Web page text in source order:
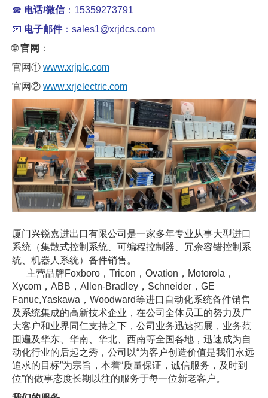
☎ 电话/微信：15359273791
📧 电子邮件：sales1@xrjdcs.com
🌐官网 ：
官网① www.xrjplc.com
官网② www.xrjelectric.com
厦门兴锐嘉进出口有限公司是一家多年专业从事大型进口
系统（集散式控制系统、可编程控制器、冗余容错控制系
统、机器人系统）备件销售。
主营品牌Foxboro，Tricon，Ovation，Motorola，
Xycom，ABB，Allen-Bradley，Schneider，GE
Fanuc,Yaskawa，Woodward等进口自动化系统备件销售
及系统集成的高新技术企业，在公司全体员工的努力及广
大客户和业界同仁支持之下，公司业务迅速拓展，业务范
围遍及华东、华南、华北、西南等全国各地，迅速成为自
动化行业的后起之秀，公司以“为客户创造价值是我们永远
追求的目标”为宗旨，本着“质量保证，诚信服务，及时到
位”的做事态度长期以往的服务于每一位新老客户。